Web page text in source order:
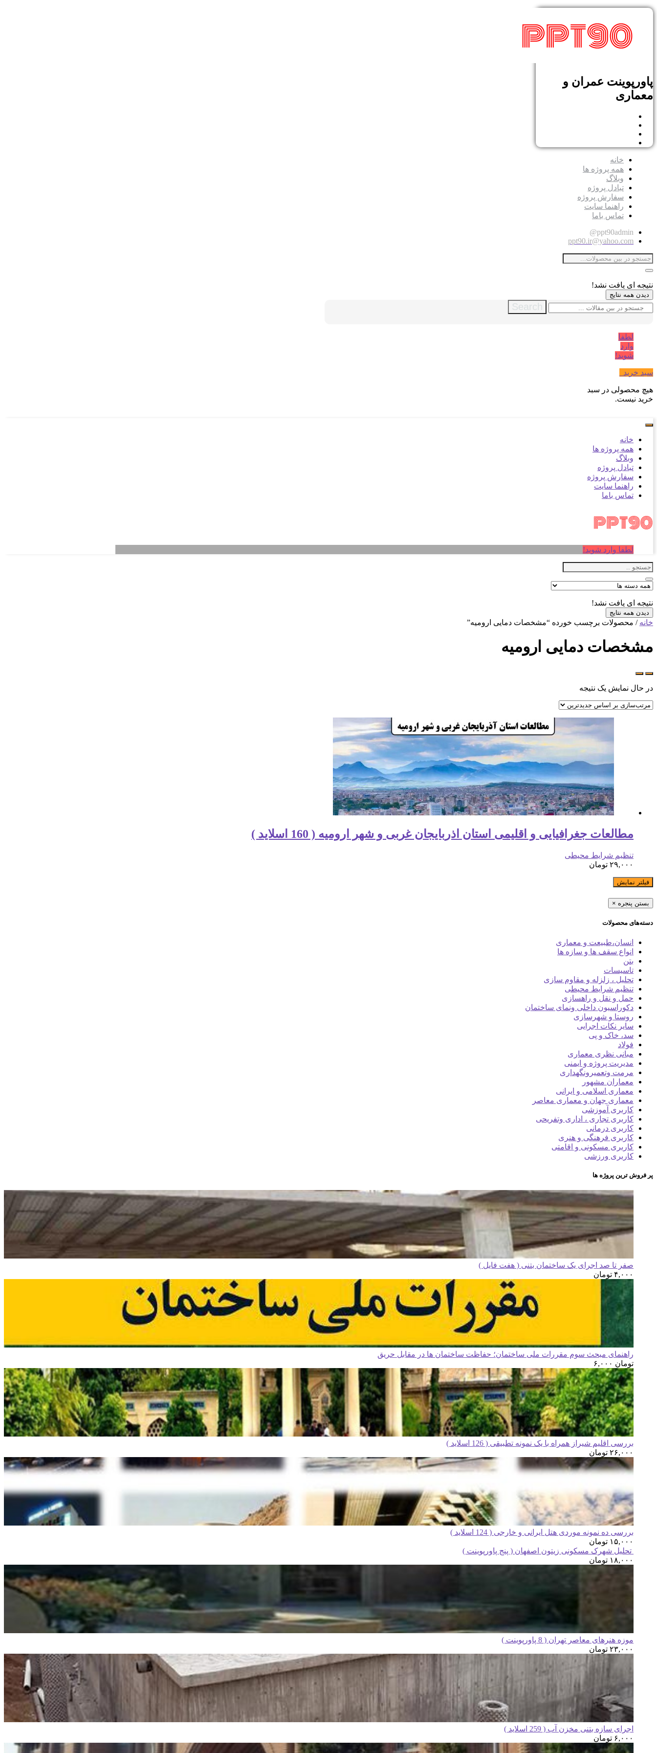
پاورپوینت عمران و
معماری
خانه
همه پروژه ها
وبلاگ
تبادل پروژه
سفارش پروژه
راهنما سایت
تماس باما
ppt90admin@
ppt90.ir@yahoo.com
نتیجه ای یافت نشد!
دیدن همه نتایج
Search
لطفا
وارد
شوید!
سبد خرید
هیچ محصولی در سبد
خرید نیست.
خانه
همه پروژه ها
وبلاگ
تبادل پروژه
سفارش پروژه
راهنما سایت
تماس باما
لطفا وارد شوید!
نتیجه ای یافت نشد!
دیدن همه نتایج
خانه / محصولات برچسب خورده “مشخصات دمایی ارومیه”
مشخصات دمایی ارومیه
در حال نمایش یک نتیجه
مطالعات جغرافیایی و اقلیمی استان اذربایجان غربی و شهر ارومیه ( 160 اسلاید )
تنظیم شرایط محیطی
۲۹,۰۰۰ تومان
فیلتر نمایش
بستن پنجره ×
دسته‌های محصولات
انسان،طبیعت و معماری
انواع سقف ها و سازه ها
بتن
تاسیسات
تحلیل ، زلزله و مقاوم سازی
تنظیم شرایط محیطی
حمل و نقل و راهسازی
دکوراسیون داخلی ونمای ساختمان
روستا و شهرسازی
سایر نکات اجرایی
سد، خاک و پی
فولاد
مبانی نظری معماری
مدیریت پروژه و ایمنی
مرمت وتعمیرونگهداری
معماران مشهور
معماری اسلامی و ایرانی
معماری جهان و معماری معاصر
کاربری آموزشی
کاربری تجاری ، اداری وتفریحی
کاربری درمانی
کاربری فرهنگی و هنری
کاربری مسکونی و اقامتی
کاربری ورزشی
پر فروش ترین پروژه ها
صفر تا صد اجرای یک ساختمان بتنی ( هفت فایل )
۴,۰۰۰ تومان
راهنمای مبحث سوم مقررات ملی ساختمان؛ حفاظت ساختمان ها در مقابل حریق
۶,۰۰۰ تومان
بررسی اقلیم شیراز همراه با یک نمونه تطبیقی ( 126 اسلاید )
۲۶,۰۰۰ تومان
بررسی ده نمونه موردی هتل ایرانی و خارجی ( 124 اسلاید )
۱۵,۰۰۰ تومان
تحلیل شهرک مسکونی زیتون اصفهان ( پنج پاورپوینت )
۱۸,۰۰۰ تومان
موزه هنرهای معاصر تهران ( 8 پاورپوینت )
۲۳,۰۰۰ تومان
اجرای سازه بتنی مخزن آب ( 259 اسلاید )
۶,۰۰۰ تومان